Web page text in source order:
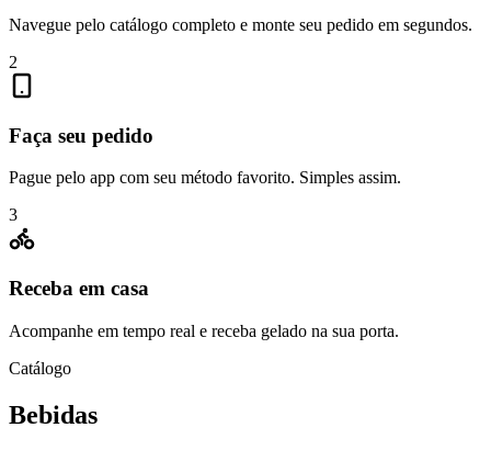
Navegue pelo catálogo completo e monte seu pedido em segundos.
2
Faça seu pedido
Pague pelo app com seu método favorito. Simples assim.
3
Receba em casa
Acompanhe em tempo real e receba gelado na sua porta.
Catálogo
Bebidas